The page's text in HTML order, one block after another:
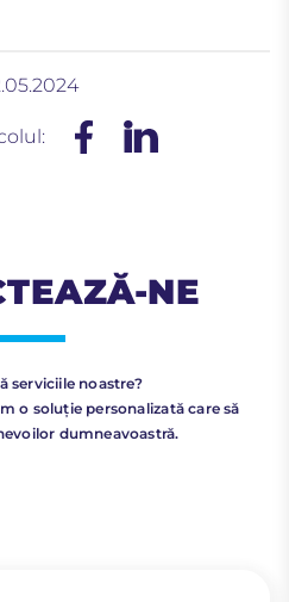
NE
serviciile noastre?
o soluție personalizată care să
dumneavoastră.